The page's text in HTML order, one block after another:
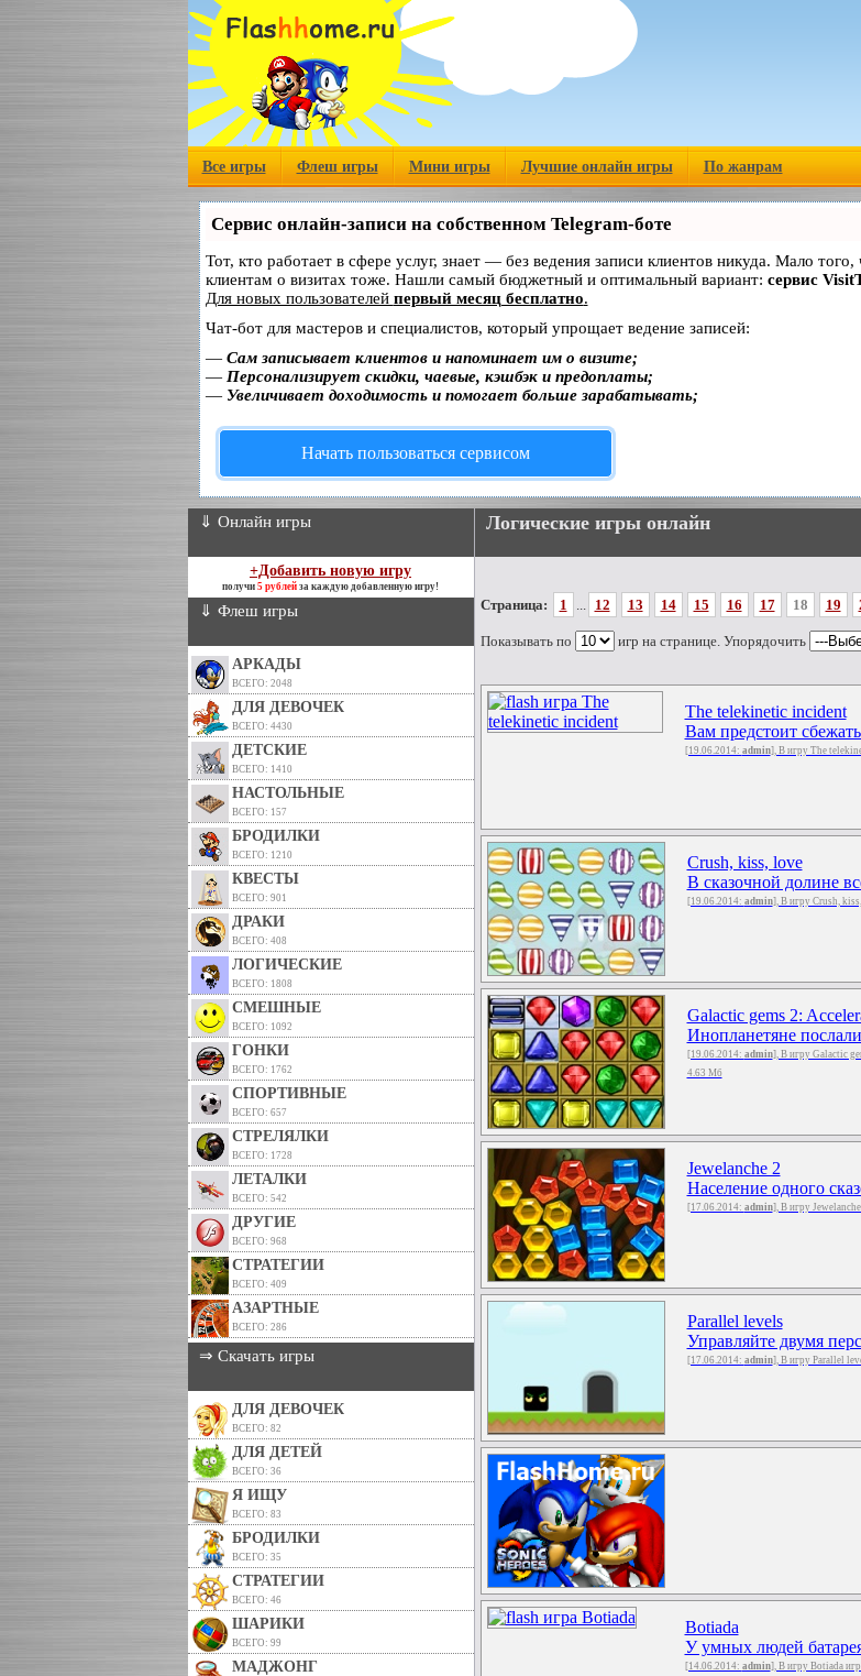
Все игры Флеш игры Мини игры Лучшие онлайн игры По жанрам
Сервис онлайн-записи на собственном Telegram-боте
Тот, кто работает в сфере услуг, знает — без ведения записи клиентов никуда. Мало
клиентам о визитах тоже. Нашли самый бюджетный и оптимальный вариант: сервис
Для новых пользователей первый месяц бесплатно.
Чат-бот для мастеров и специалистов, который упрощает ведение записей:
— Сам записывает клиентов и напоминает им о визите;
— Персонализирует скидки, чаевые, кэшбэк и предоплаты;
— Увеличивает доходимость и помогает больше зарабатывать;
Начать пользоваться сервисом
⇓ Онлайн игры
+Добавить новую игру
получи 5 рублей за каждую добавленную игру!
⇓ Флеш игры
АРКАДЫ
ВСЕГО: 2048
ДЛЯ ДЕВОЧЕК
ВСЕГО: 4430
ДЕТСКИЕ
ВСЕГО: 1410
НАСТОЛЬНЫЕ
ВСЕГО: 157
БРОДИЛКИ
ВСЕГО: 1210
КВЕСТЫ
ВСЕГО: 901
ДРАКИ
ВСЕГО: 408
ЛОГИЧЕСКИЕ
ВСЕГО: 1808
СМЕШНЫЕ
ВСЕГО: 1092
ГОНКИ
ВСЕГО: 1762
СПОРТИВНЫЕ
ВСЕГО: 657
СТРЕЛЯЛКИ
ВСЕГО: 1728
ЛЕТАЛКИ
ВСЕГО: 542
ДРУГИЕ
ВСЕГО: 968
СТРАТЕГИИ
ВСЕГО: 409
АЗАРТНЫЕ
ВСЕГО: 286
⇒ Скачать игры
ДЛЯ ДЕВОЧЕК
ВСЕГО: 82
ДЛЯ ДЕТЕЙ
ВСЕГО: 36
Я ИЩУ
ВСЕГО: 83
БРОДИЛКИ
ВСЕГО: 35
СТРАТЕГИИ
ВСЕГО: 46
ШАРИКИ
ВСЕГО: 99
МАДЖОНГ
Логические игры онлайн
Страница: 1 ... 12 13 14 15 16 17 18 19
Показывать по игр на странице. Упорядочить
The telekinetic incident
Вам предстоит
[19.06.2014: admin], В игру The
Crush, kiss, love
В сказочной долине
[19.06.2014: admin], В игру Crush,
Galactic gems 2:
Инопланетяне
[19.06.2014: admin], В игру Galactic
4.63 Мб
Jewelanche 2
Население одного
[17.06.2014: admin], В игру
Parallel levels
Управляйте двумя
[17.06.2014: admin], В игру Parallel
Botiada
У умных людей
[14.06.2014: admin], В игру Botiada